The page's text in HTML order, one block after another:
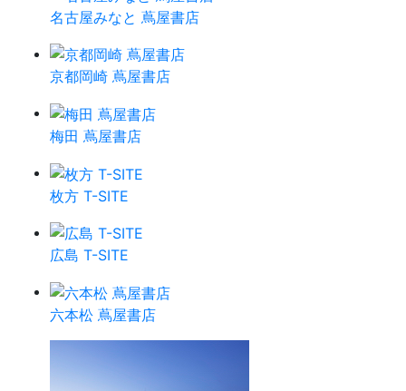
名古屋みなと 蔦屋書店
京都岡崎 蔦屋書店
梅田 蔦屋書店
枚方 T-SITE
広島 T-SITE
六本松 蔦屋書店